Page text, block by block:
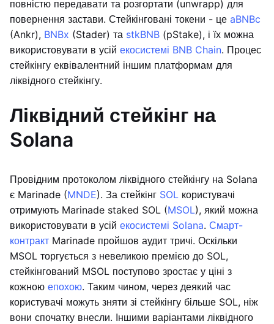
повністю передавати та розгортати (unwrapp) для
повернення застави. Стейкінговані токени - це aBNBc
(Ankr), BNBx (Stader) та stkBNB (pStake), і їх можна
використовувати в усій екосистемі BNB Chain. Процес
стейкінгу еквівалентний іншим платформам для
ліквідного стейкінгу.
Ліквідний стейкінг на
Solana
Провідним протоколом ліквідного стейкінгу на Solana
є Marinade (MNDE). За стейкінг SOL користувачі
отримують Marinade staked SOL (MSOL), який можна
використовувати в усій екосистемі Solana. Смарт-
контракт Marinade пройшов аудит тричі. Оскільки
MSOL торгується з невеликою премією до SOL,
стейкінгований MSOL поступово зростає у ціні з
кожною епохою. Таким чином, через деякий час
користувачі можуть зняти зі стейкінгу більше SOL, ніж
вони спочатку внесли. Іншими варіантами ліквідного